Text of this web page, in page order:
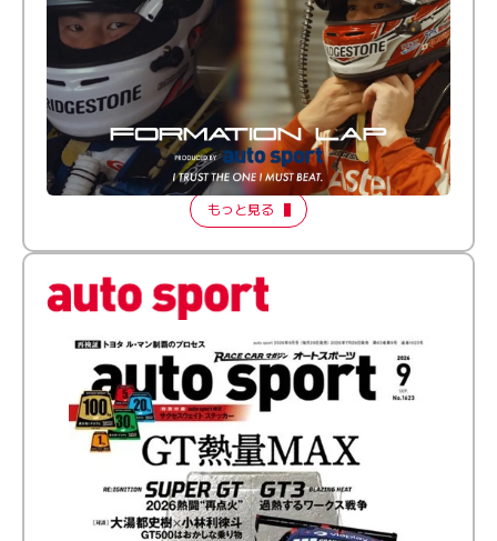
倒す相手を、信じてる。小林利徠斗 × 野村勇斗
【FORMATION LAP Produced by auto sport】
2026 Episode 2
もっと見る